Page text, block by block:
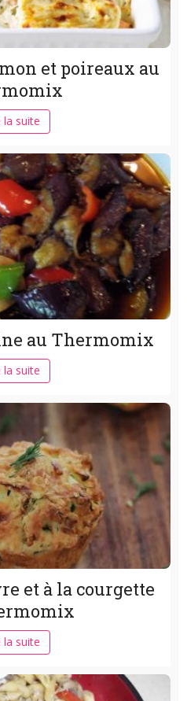
et poireaux au
la suite
au Thermomix
la suite
et à la courgette
la suite